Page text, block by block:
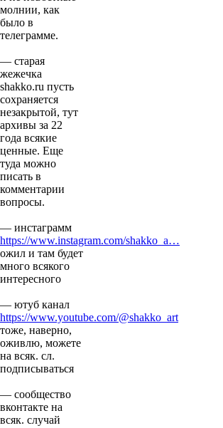
молнии, как
было в
телеграмме.
— старая
жежечка
shakko.ru пусть
сохраняется
незакрытой, тут
архивы за 22
года всякие
ценные. Еще
туда можно
писать в
комментарии
вопросы.
— инстаграмм
https://www.instagram.com/shakko_a…
ожил и там будет
много всякого
интересного
— ютуб канал
https://www.youtube.com/@shakko_art
тоже, наверно,
оживлю, можете
на всяк. сл.
подписываться
— сообщество
вконтакте на
всяк. случай